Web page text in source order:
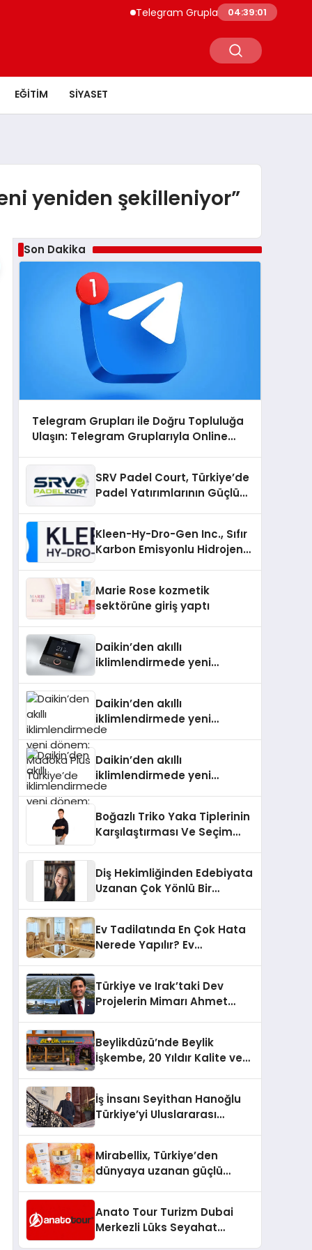
Telegram Grupları ile Doğru Topluluğa
04:39:02
EĞITIM SIYASET
yeniden şekilleniyor”
Son Dakika
Telegram Grupları ile Doğru Topluluğa
Ulaşın: Telegram Gruplarıyla Online
SRV Padel Court, Türkiye’de
Padel Yatırımlarının Güçlü
Kleen-Hy-Dro-Gen Inc., Sıfır
Karbon Emisyonlu Hidrojen
Aldı
Marie Rose kozmetik
sektörüne giriş yaptı
Daikin’den akıllı
iklimlendirmede yeni
Daikin’den akıllı
iklimlendirmede yeni
dönem: Madoka Plus
Daikin’den akıllı
iklimlendirmede yeni
dönem: Madoka Plus
Boğazlı Triko Yaka Tiplerinin
Karşılaştırması Ve Seçim
Diş Hekimliğinden Edebiyata
Uzanan Çok Yönlü Bir
Ev Tadilatında En Çok Hata
Nerede Yapılır? Ev
Türkiye ve Irak’taki Dev
Projelerin Mimarı Ahmet
Holding Industrial City”
Projesini Hayata Geçirecek
Beylikdüzü’nde Beylik
İşkembe, 20 Yıldır Kalite ve
İş İnsanı Seyithan Hanoğlu
Türkiye’yi Uluslararası
Mirabellix, Türkiye’den
dünyaya uzanan güçlü
Anato Tour Turizm Dubai
Merkezli Lüks Seyahat